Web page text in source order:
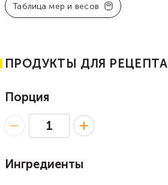
Таблица мер и весов
ПРОДУКТЫ ДЛЯ РЕЦЕПТА
Порция
Ингредиенты